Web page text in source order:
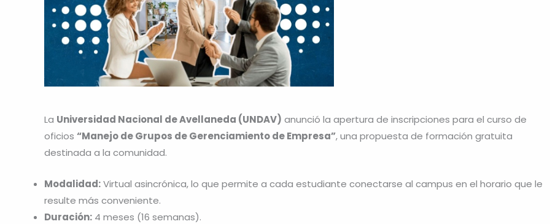
La Universidad Nacional de Avellaneda (UNDAV) anunció la apertura de inscripciones para el curso de
oficios “Manejo de Grupos de Gerenciamiento de Empresa”, una propuesta de formación gratuita
destinada a la comunidad.
Modalidad:Virtual asincrónica, lo que permite a cada estudiante conectarse al campus en el horario que le
resulte más conveniente.
Duración: 4 meses (16 semanas).